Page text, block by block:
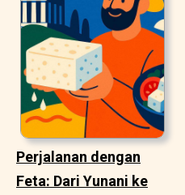
Perjalanan dengan
Feta: Dari Yunani ke